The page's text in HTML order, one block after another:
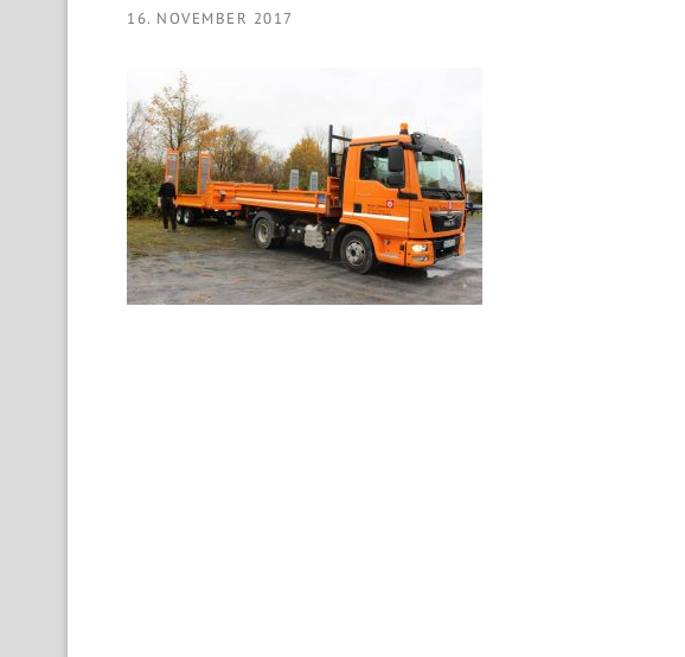
16. NOVEMBER 2017